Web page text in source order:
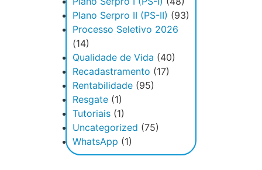
Plano Serpro II (PS-II) (93)
Processo Seletivo 2026
(14)
Qualidade de Vida (40)
Recadastramento (17)
Rentabilidade (95)
Resgate (1)
Tutoriais (1)
Uncategorized (75)
WhatsApp (1)